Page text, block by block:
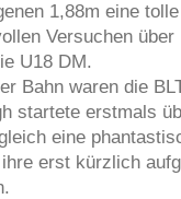
1,88m eine
Versuchen
U18 DM.
Bahn waren die
startete erstmals
eine
erst kürzlich